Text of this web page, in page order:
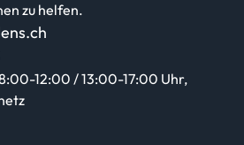
zu helfen.
12:00 / 13:00-17:00 Uhr,